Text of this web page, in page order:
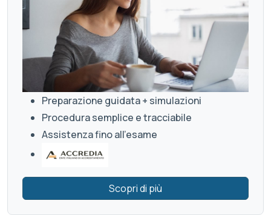
Preparazione guidata + simulazioni
Procedura semplice e tracciabile
Assistenza fino all’esame
Scopri di più